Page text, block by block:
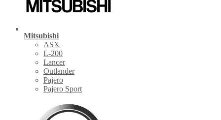
Mitsubishi
ASX
L-200
Lancer
Outlander
Pajero
Pajero Sport